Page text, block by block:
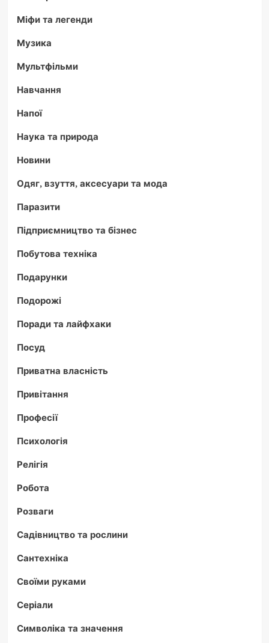
Міфи та легенди
Музика
Мультфільми
Навчання
Напої
Наука та природа
Новини
Одяг, взуття, аксесуари та мода
Паразити
Підприємництво та бізнес
Побутова техніка
Подарунки
Подорожі
Поради та лайфхаки
Посуд
Приватна власність
Привітання
Професії
Психологія
Релігія
Робота
Розваги
Садівництво та рослини
Сантехніка
Своїми руками
Серіали
Символіка та значення